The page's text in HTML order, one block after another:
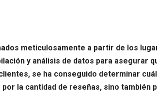
meticulosamente a partir de los
y análisis de datos para asegurar
se ha conseguido determinar
la cantidad de reseñas, sino también